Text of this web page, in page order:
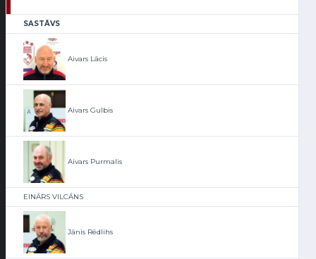
SASTĀVS
Aivars Lācis
Aivars Gulbis
Aivars Purmalis
EINĀRS VILCĀNS
Jānis Rēdlihs